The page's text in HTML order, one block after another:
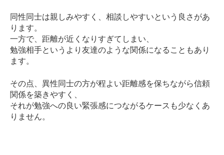
同性同士は親しみやすく、相談しやすいという良さがあ
ります。
一方で、距離が近くなりすぎてしまい、
勉強相手というより友達のような関係になることもあり
ます。
その点、異性同士の方が程よい距離感を保ちながら信頼
関係を築きやすく、
それが勉強への良い緊張感につながるケースも少なくあ
りません。